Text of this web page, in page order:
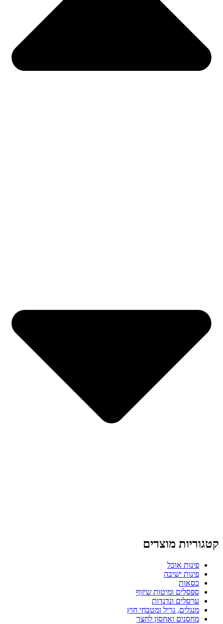
קטגוריות מוצרים
פינות אוכל
פינות ישיבה
כסאות
ספסלים ומיטות שיזוף
ערסלים ונדנדות
מנגלים, גריל ומטבחי חוץ
מחסנים ואחסון לחצר